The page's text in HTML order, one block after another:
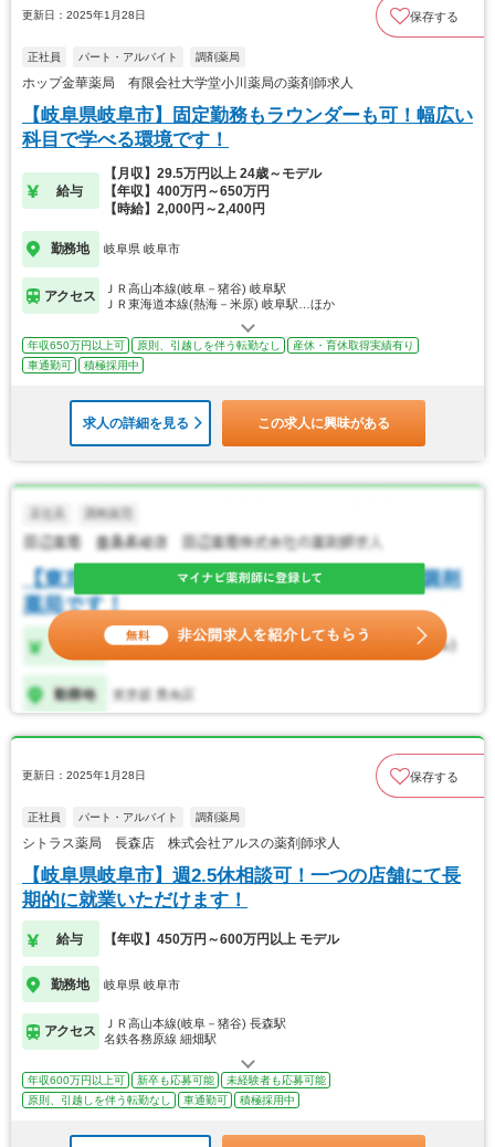
更新日：2025年1月28日 保存する
正社員 パート・アルバイト 調剤薬局
ホップ金華薬局 有限会社大学堂小川薬局の薬剤師求人
【岐阜県岐阜市】固定勤務もラウンダーも可！幅広い
科目で学べる環境です！
給与
【月収】29.5万円以上 24歳～モデル
【年収】400万円～650万円
【時給】2,000円～2,400円
勤務地 岐阜県 岐阜市
アクセス
ＪＲ高山本線(岐阜－猪谷) 岐阜駅
ＪＲ東海道本線(熱海－米原) 岐阜駅…ほか
年収650万円以上可 原則、引越しを伴う転勤なし
産休・育休取得実績有り
車通勤可
積極採用中
求人の詳細を見る この求人に興味がある
更新日：2025年1月28日 保存する
正社員 パート・アルバイト 調剤薬局
シトラス薬局 長森店 株式会社アルスの薬剤師求人
【岐阜県岐阜市】週2.5休相談可！一つの店舗にて長
期的に就業いただけます！
給与 【年収】450万円～600万円以上 モデル
勤務地 岐阜県 岐阜市
アクセス
ＪＲ高山本線(岐阜－猪谷) 長森駅
名鉄各務原線 細畑駅
年収600万円以上可 新卒も応募可能
未経験者も応募可能
原則、引越しを伴う転勤なし
車通勤可 積極採用中